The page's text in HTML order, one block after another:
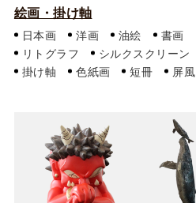
絵画・掛け軸
日本画 洋画 油絵 書画
リトグラフ
シルクスクリーン
掛け軸
色紙画 短冊 屏風